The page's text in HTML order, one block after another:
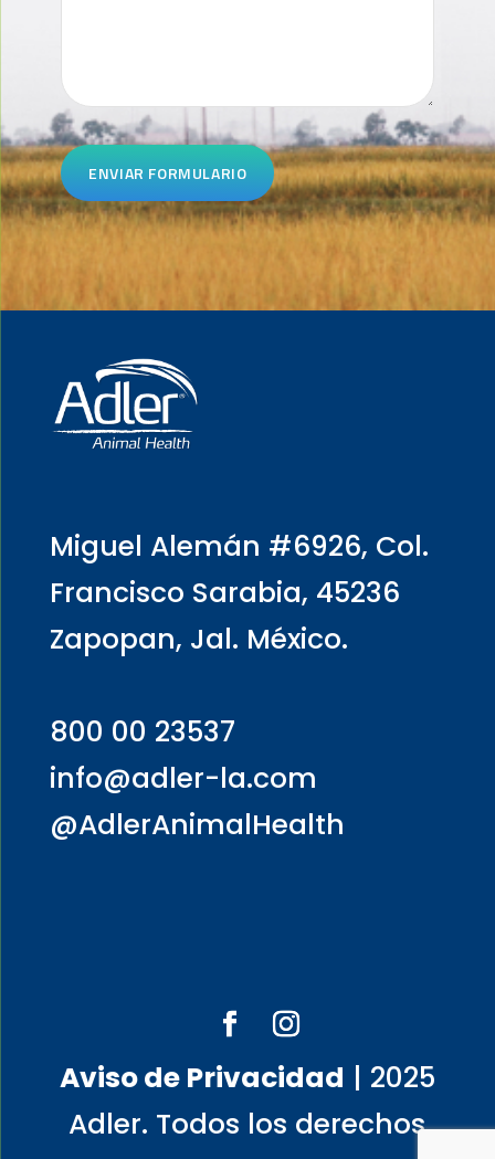
Miguel Alemán #6926, Col.
Francisco Sarabia, 45236
Zapopan, Jal. México.
800 00 23537
info@adler-la.com
@AdlerAnimalHealth
Aviso de Privacidad | 2025
Adler. Todos los derechos